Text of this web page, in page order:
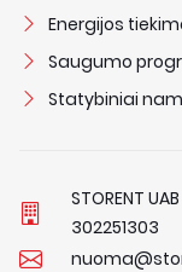
Energijos
Saugumo
Statybiniai
STORENT UAB
302251303